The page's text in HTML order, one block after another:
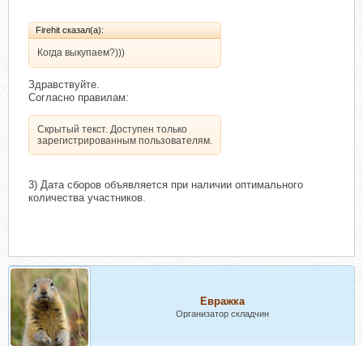
Firehit сказал(а):
Когда выкупаем?)))
Здравствуйте.
Согласно правилам:
Скрытый текст. Доступен только
зарегистрированным пользователям.
3) Дата сборов объявляется при наличии оптимального
количества участников.
Евражкa
Организатор складчин